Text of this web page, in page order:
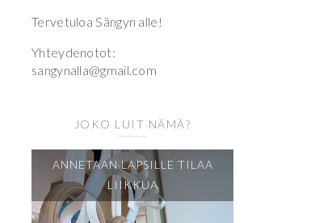
Tervetuloa Sängyn alle!
Yhteydenotot:
sangynalla@gmail.com
JOKO LUIT NÄMÄ?
ANNETAAN LAPSILLE TILAA
LIIKKUA